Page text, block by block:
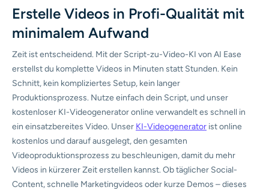
Erstelle Videos in Profi-Qualität mit
minimalem Aufwand
Zeit ist entscheidend. Mit der Script-zu-Video-KI von AI Ease
erstellst du komplette Videos in Minuten statt Stunden. Kein
Schnitt, kein kompliziertes Setup, kein langer
Produktionsprozess. Nutze einfach dein Script, und unser
kostenloser KI-Videogenerator online verwandelt es schnell in
ein einsatzbereites Video. Unser KI-Videogenerator ist online
kostenlos und darauf ausgelegt, den gesamten
Videoproduktionsprozess zu beschleunigen, damit du mehr
Videos in kürzerer Zeit erstellen kannst. Ob täglicher Social-
Content, schnelle Marketingvideos oder kurze Demos – dieses